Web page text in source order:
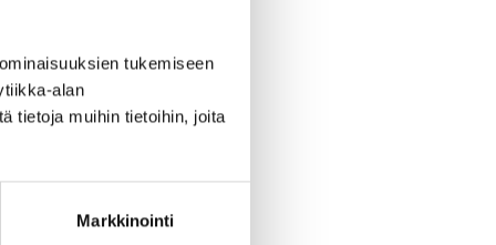
tukemiseen
alan
tietoja muihin tietoihin, joita
Markkinointi